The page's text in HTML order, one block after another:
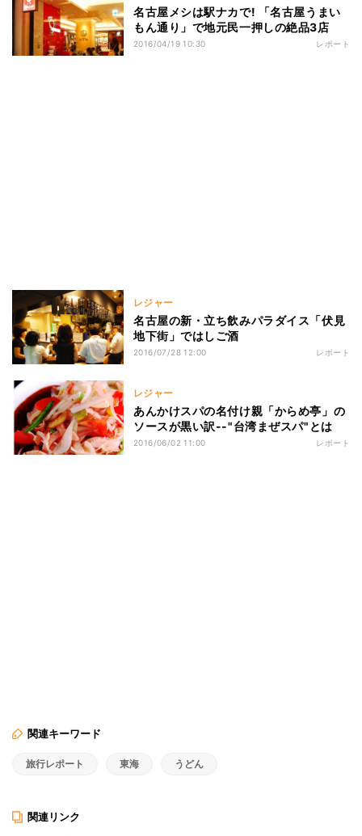
名古屋メシは駅ナカで! 「名古屋うまい
もん通り」で地元民一押しの絶品3店
2016/04/19 10:30 レポート
レジャー
名古屋の新・立ち飲みパラダイス「伏見
地下街」ではしご酒
2016/07/28 12:00 レポート
レジャー
あんかけスパの名付け親「からめ亭」の
ソースが黒い訳--"台湾まぜスパ"とは
2016/06/02 11:00 レポート
関連キーワード
旅行レポート 東海 うどん
関連リンク